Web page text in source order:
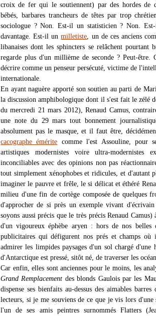
croix de fer qui le soutiennent) par des hordes de
bébés, barbares trancheurs de têtes par trop
sociologue ? Non. Est-il un statisticien ? Non.
davantage. Est-il unmilletiste , un de ces anciens
libanaises dont les sphincters se relâchent
regarde plus d'un millième de seconde ? Peut-
décrire comme un penseur persécuté, victime de
internationale.
En ayant naguère apporté son soutien au parti de
la discussion amphibologique dont il s'est fait le zélé
du mercredi 21 mars 2012), Renaud Camus,
une note du 29 mars tout bonnement
absolument pas le masque, et il faut être,
cacographe émérite comme l'est Assouline, pour
artistiques modernistes voire ultra-
inconciliables avec des opinions non pas
tout simplement xénophobes et ridicules, et d'autant
imaginer le pauvre et frêle, le si délicat et éthéré
milieu d'une fin de cortège composée de quelques
d'approcher de si près un exemple vivant
soyons aussi précis que le très précis Renaud
d'un vigoureux éphèbe aryen : hors de nos belles
publicitaires qui défigurent nos prés et champs
admirer les limpides paysages d'un sol chargé
d'Antarctique est pressé, sitôt né, de traverser les
Car enfin, elles sont anciennes pour le moins, les
Grand Remplacement des blonds Gaulois par les
dispense ses bienfaits au-dessus des aimables
lecteurs, si je me souviens de ce que je vis lors
l'un de ses amis peintres surnommés Flatters